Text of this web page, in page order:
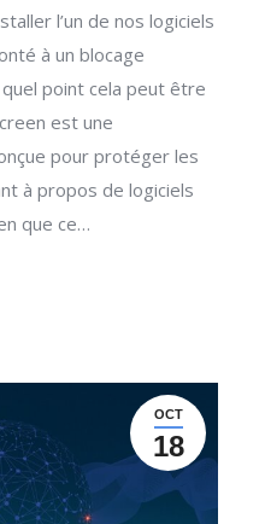
l’un de nos logiciels
à un blocage
point cela peut être
est une
pour protéger les
à propos de logiciels
que ce…
OCT
18